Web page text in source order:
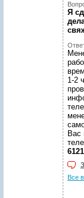
Я
1-2
Вас
6121
Все